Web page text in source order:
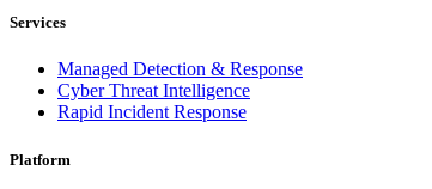
Services
Managed Detection & Response
Cyber Threat Intelligence
Rapid Incident Response
Platform